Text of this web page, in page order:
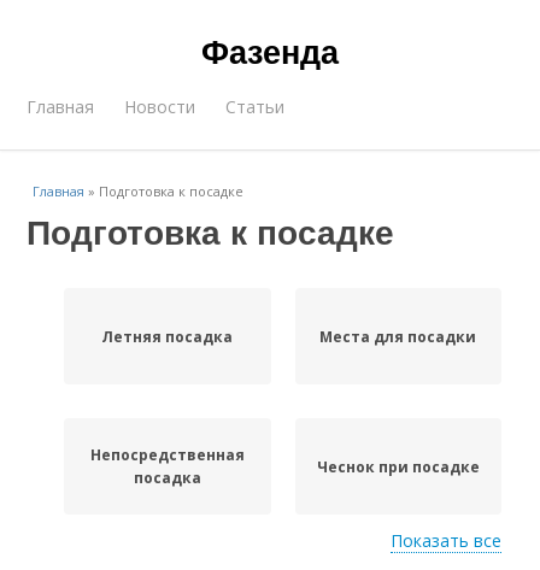
Фазенда
Главная Новости Статьи
Главная » Подготовка к посадке
Подготовка к посадке
Летняя посадка Места для посадки
Непосредственная
посадка
Чеснок при посадке
Показать все